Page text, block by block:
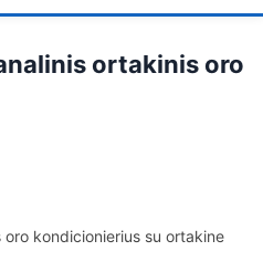
ortakinis oro
kondicionierius su ortakine